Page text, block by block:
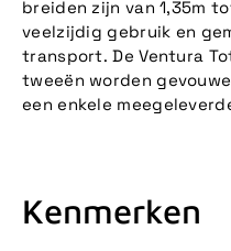
breiden zijn van 1,35m
veelzijdig gebruik en
transport. De Ventura
tweeën worden
een enkele
Kenmerken